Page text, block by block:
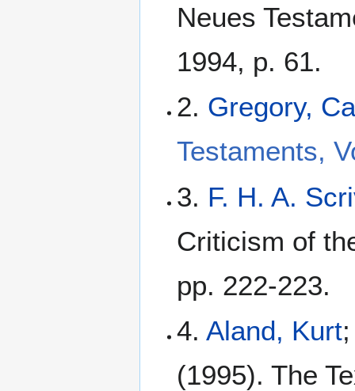
Neues
1994, p. 61.
2. Gregory,
Testaments,
3. F. H. A.
Criticism of
pp. 222-223.
4.Aland, Kurt
(1995). The